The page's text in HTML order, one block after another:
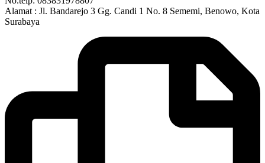
Alamat : Jl. Bandarejo 3 Gg. Candi 1 No. 8 Sememi, Benowo, Kota
Surabaya